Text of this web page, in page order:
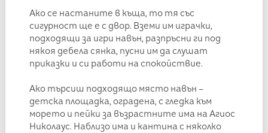
Ако се настаните в къща, то тя със
сигурност ще е с двор. Вземи им играчки,
подходящи за игри навън, разпръсни ги под
някоя дебела сянка, пусни им да слушат
приказки и си работи на спокойствие.
Ако търсиш подходящо място навън –
детска площадка, оградена, с гледка към
морето и пейки за възрастните има на Агиос
Николаус. Наблизо има и кантина с няколко